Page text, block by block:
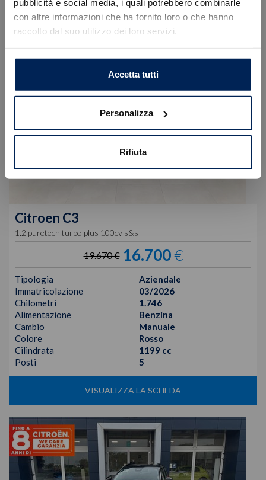
pubblicità e social media, i quali potrebbero combinarle
con altre informazioni che ha fornito loro o che hanno
raccolto dal suo utilizzo dei loro servizi.
Accetta tutti
Personalizza
Rifiuta
Citroen C3
1.2 puretech turbo plus 100cv s&s
19.670 € 16.700€
Tipologia
Aziendale
Immatricolazione
03/2026
Chilometri
1.746
Alimentazione
Benzina
Cambio
Manuale
Colore
Rosso
Cilindrata
1199 cc
Posti
5
VISUALIZZA LA SCHEDA
Caricamento veicoli non riuscito